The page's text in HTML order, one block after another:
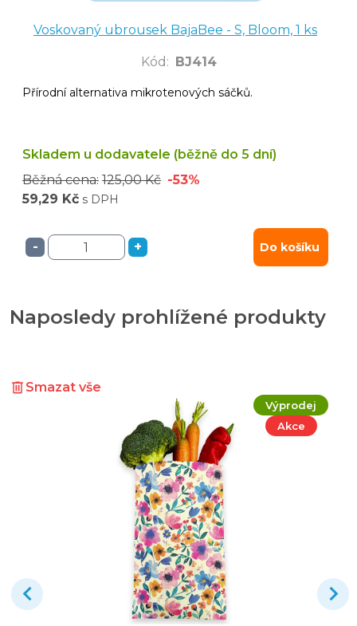
Voskovaný ubrousek BajaBee - S, Bloom, 1 ks
Kód : BJ414
Přírodní alternativa mikrotenových sáčků.
Skladem u dodavatele (běžně do 5 dní)
Běžná cena: 125,00 Kč -53%
59,29 Kč s DPH
- + Do košíku
Naposledy prohlížené produkty
Smazat vše
Výprodej
Akce